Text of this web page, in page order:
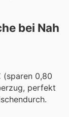
bei Nah
(sparen 0,80
perfekt